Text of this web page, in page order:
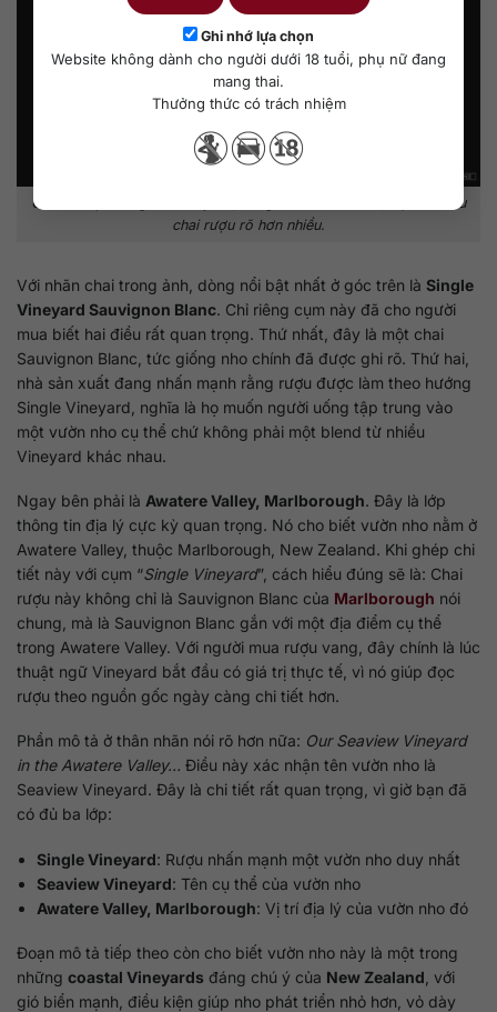
Ghi nhớ lựa chọn
Website không dành cho người dưới 18 tuổi, phụ nữ đang
mang thai.
Thưởng thức có trách nhiệm
Chỉ cần đọc đúng tên vineyard, vùng và nhà sản xuất, bạn sẽ hiểu
chai rượu rõ hơn nhiều.
Với nhãn chai trong ảnh, dòng nổi bật nhất ở góc trên là Single
Vineyard Sauvignon Blanc. Chỉ riêng cụm này đã cho người
mua biết hai điều rất quan trọng. Thứ nhất, đây là một chai
Sauvignon Blanc, tức giống nho chính đã được ghi rõ. Thứ hai,
nhà sản xuất đang nhấn mạnh rằng rượu được làm theo hướng
Single Vineyard, nghĩa là họ muốn người uống tập trung vào
một vườn nho cụ thể chứ không phải một blend từ nhiều
Vineyard khác nhau.
Ngay bên phải là Awatere Valley, Marlborough. Đây là lớp
thông tin địa lý cực kỳ quan trọng. Nó cho biết vườn nho nằm ở
Awatere Valley, thuộc Marlborough, New Zealand. Khi ghép chi
tiết này với cụm “Single Vineyard”, cách hiểu đúng sẽ là: Chai
rượu này không chỉ là Sauvignon Blanc của Marlborough nói
chung, mà là Sauvignon Blanc gắn với một địa điểm cụ thể
trong Awatere Valley. Với người mua rượu vang, đây chính là lúc
thuật ngữ Vineyard bắt đầu có giá trị thực tế, vì nó giúp đọc
rượu theo nguồn gốc ngày càng chi tiết hơn.
Phần mô tả ở thân nhãn nói rõ hơn nữa: Our Seaview Vineyard
in the Awatere Valley… Điều này xác nhận tên vườn nho là
Seaview Vineyard. Đây là chi tiết rất quan trọng, vì giờ bạn đã
có đủ ba lớp:
Single Vineyard: Rượu nhấn mạnh một vườn nho duy nhất
Seaview Vineyard: Tên cụ thể của vườn nho
Awatere Valley, Marlborough: Vị trí địa lý của vườn nho đó
Đoạn mô tả tiếp theo còn cho biết vườn nho này là một trong
những coastal Vineyards đáng chú ý của New Zealand , với
gió biển mạnh, điều kiện giúp nho phát triển nhỏ hơn, vỏ dày